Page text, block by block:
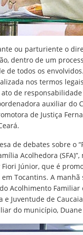
ou parturiente o
dentro de um
de todos os
nos termos
de
auxiliar do
de Justiça
de debates sobre o
Acolhedora
Júnior, que é
em Tocantins. A
Acolhimento
Juventude de
do município,